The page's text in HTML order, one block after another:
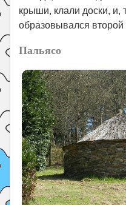
крыши, клали доски, и,
образовывался второй
Пальясо